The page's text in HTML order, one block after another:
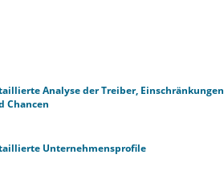
Analyse der Treiber, Einschränkungen
Chancen
Unternehmensprofile